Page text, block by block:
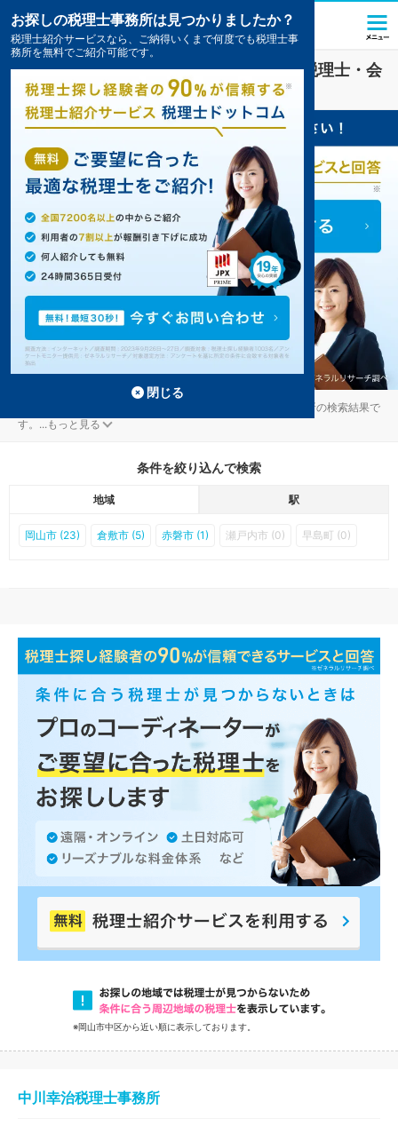
門田屋敷駅(岡山県)の経理・決算を扱う税理士・会
計事務所の一覧
岡山市中区の門田屋敷駅の経理・決算対策を扱う税理士事務所の検索結果で
す。 ...もっと見る
条件を絞り込んで検索
地域 駅
岡山市 (23) 倉敷市 (5) 赤磐市 (1) 瀬戸内市 (0) 早島町 (0)
※岡山市中区から近い順に表示しております。
中川幸治税理士事務所
お探しの税理士事務所は見つかりましたか？
税理士紹介サービスなら、ご納得いくまで何度でも税理士事
務所を無料でご紹介可能です。
閉じる